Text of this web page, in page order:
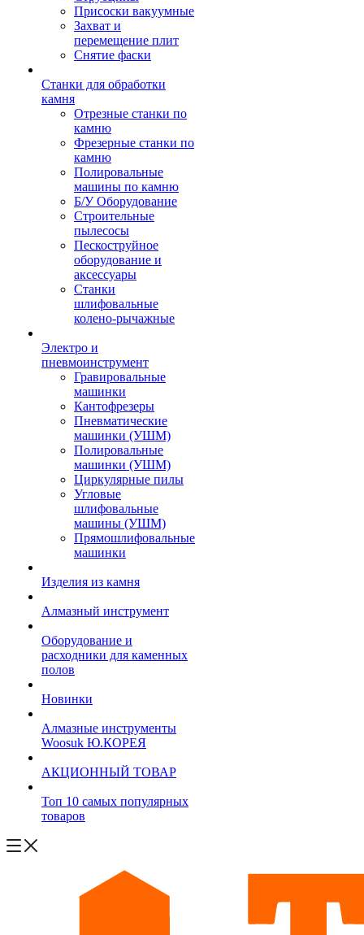
Присоски вакуумные
Захват и
перемещение плит
Снятие фаски
Станки для обработки
камня
Отрезные станки по
камню
Фрезерные станки по
камню
Полировальные
машины по камню
Б/У Оборудование
Строительные
пылесосы
Пескоструйное
оборудование и
аксессуары
Станки
шлифовальные
колено-рычажные
Электро и
пневмоинструмент
Гравировальные
машинки
Кантофрезеры
Пневматические
машинки (УШМ)
Полировальные
машинки (УШМ)
Циркулярные пилы
Угловые
шлифовальные
машины (УШМ)
Прямошлифовальные
машинки
Изделия из камня
Алмазный инструмент
Оборудование и
расходники для каменных
полов
Новинки
Алмазные инструменты
Woosuk Ю.КОРЕЯ
АКЦИОННЫЙ ТОВАР
Топ 10 самых популярных
товаров